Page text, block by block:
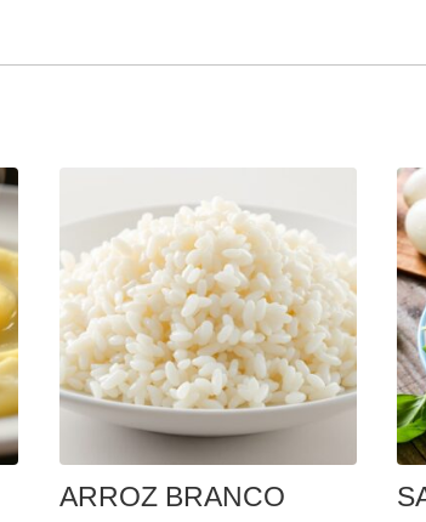
ARROZ BRANCO